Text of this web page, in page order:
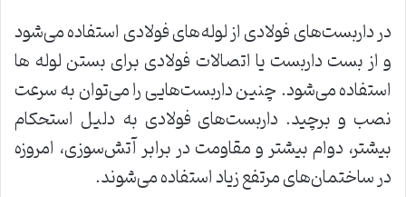
در داربست‌های فولادی از لوله‌های فولادی استفاده می‌شود
و از بست داربست یا اتصالات فولادی برای بستن لوله ها
استفاده می‌شود. چنین داربست‌هایی را می‌توان به سرعت
نصب و برچید. داربست‌های فولادی به دلیل استحکام
بیشتر، دوام بیشتر و مقاومت در برابر آتش‌سوزی، امروزه
در ساختمان‌های مرتفع زیاد استفاده می‌شوند.